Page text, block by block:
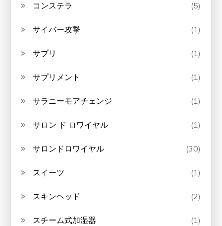
コンステラ (5)
サイバー攻撃 (1)
サプリ (1)
サプリメント (1)
サラニーモアチェンジ (1)
サロン ド ロワイヤル (1)
サロンドロワイヤル (30)
スイーツ (1)
スキンヘッド (2)
スチーム式加湿器 (1)